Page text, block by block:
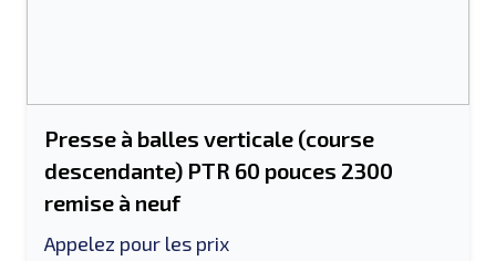
Presse à balles verticale (course
descendante) PTR 60 pouces 2300
remise à neuf
Appelez pour les prix